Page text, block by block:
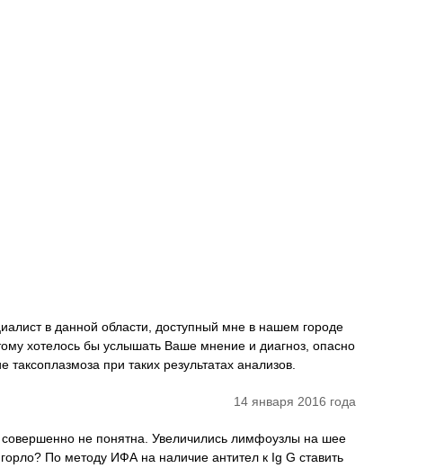
в данной области, доступный мне в нашем городе
хотелось бы услышать Ваше мнение и диагноз, опасно
при таких результатах анализов.
14 января 2016 года
не понятна. Увеличились лимфоузлы на шее
По методу ИФА на наличие антител к Ig G ставить